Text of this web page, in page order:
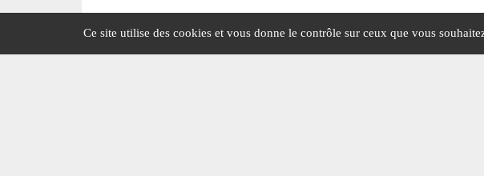
#ÉDITO #N° 347 JANVIER 2022
Ce site utilise des cookies et vous donne le contrôle sur ceux que vous